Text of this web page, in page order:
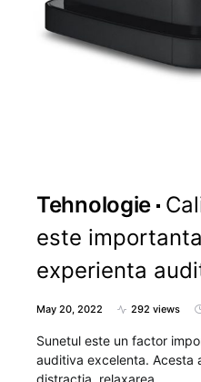
Tehnologie
este
experienta
May 20, 2022 292 views
Sunetul este un factor
auditiva excelenta. Acesta
distractia, relaxarea…